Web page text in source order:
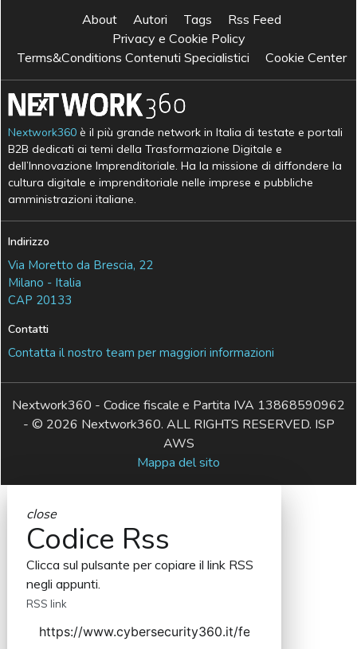
About Autori Tags
Rss Feed
Privacy e Cookie Policy
Terms&Conditions Contenuti Specialistici
Cookie Center
Nextwork360 è il più grande network in Italia di testate e portali
B2B dedicati ai temi della Trasformazione Digitale e
dell’Innovazione Imprenditoriale. Ha la missione di diffondere la
cultura digitale e imprenditoriale nelle imprese e pubbliche
amministrazioni italiane.
Indirizzo
Via Moretto da Brescia, 22
Milano - Italia
CAP 20133
Contatti
Contatta il nostro team per maggiori informazioni
Nextwork360 - Codice fiscale e Partita IVA 13868590962
- © 2026 Nextwork360. ALL RIGHTS RESERVED. ISP
AWS
Mappa del sito
close
Codice Rss
Clicca sul pulsante per copiare il link RSS
negli appunti.
RSS link